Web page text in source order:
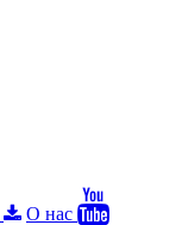
О нас